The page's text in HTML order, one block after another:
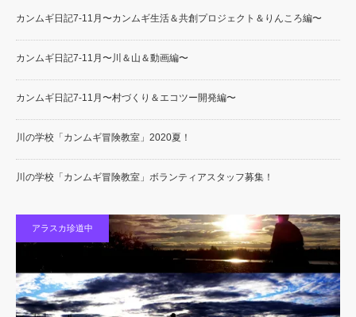
カンムギ日記7-11月〜カンムギ生活＆共創プロジェクト＆りんころ編〜
カンムギ日記7-11月〜川＆山＆動画編〜
カンムギ日記7-11月〜村づくり＆エコツー開発編〜
川の学校「カンムギ冒険教室」2020夏！
川の学校「カンムギ冒険教室」ボランティアスタッフ募集！
アラスカ珍道中